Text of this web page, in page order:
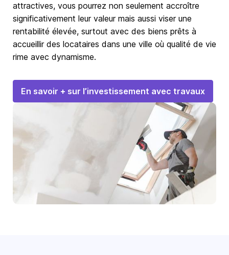
attractives, vous pourrez non seulement accroître
significativement leur valeur mais aussi viser une
rentabilité élevée, surtout avec des biens prêts à
accueillir des locataires dans une ville où qualité de vie
rime avec dynamisme.
En savoir + sur l’investissement avec travaux